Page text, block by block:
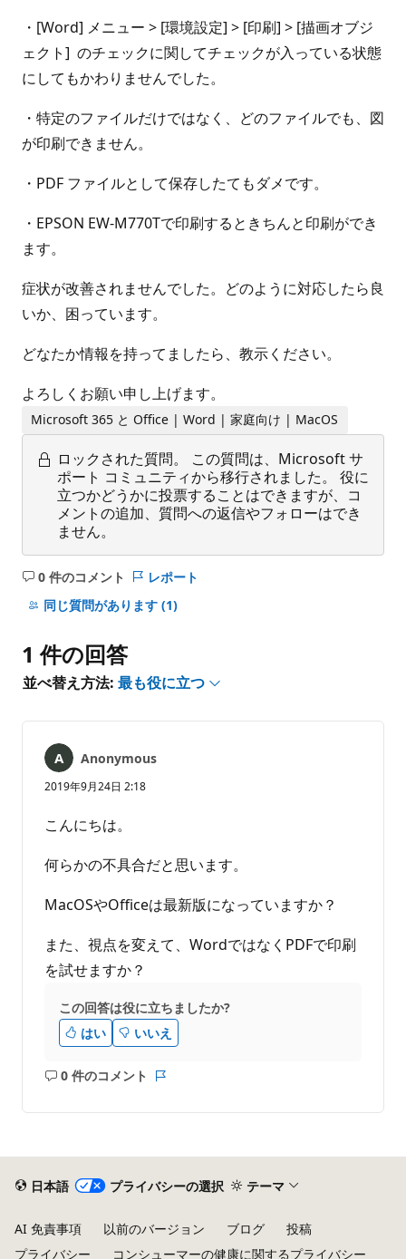
・[Word] メニュー > [環境設定] > [印刷] > [描画オブジ
ェクト] のチェックに関してチェックが入っている状態
にしてもかわりませんでした。
・特定のファイルだけではなく、どのファイルでも、図
が印刷できません。
・PDF ファイルとして保存したてもダメです。
・EPSON EW-M770Tで印刷するときちんと印刷ができ
ます。
症状が改善されませんでした。どのように対応したら良
いか、困っています。
どなたか情報を持ってましたら、教示ください。
よろしくお願い申し上げます。
Microsoft 365 と Office | Word | 家庭向け | MacOS
ロックされた質問。
この質問は、Microsoft サ
ポート コミュニティから移行されました。 役に
立つかどうかに投票することはできますが、コ
メントの追加、質問への返信やフォローはでき
ません。
0 件のコメント
コ
メ
は
あ
ま
ん
レポート
同じ質問があります (1)
1 件の回答
並べ替え方法: 最も役に立つ
Anonymous
2019年9月24日 2:18
こんにちは。
何らかの不具合だと思います。
MacOSやOfficeは最新版になっていますか？
また、視点を変えて、WordではなくPDFで印刷
を試せますか？
この回答は役に立ちましたか?
はい
いいえ
0 件のコメント
コ
は
あ
り
せ
日本語 プライバシーの選択 テーマ
AI 免責事項 以前のバージョン ブログ
投稿
プライバシー
コンシューマーの健康に関するプライバシー